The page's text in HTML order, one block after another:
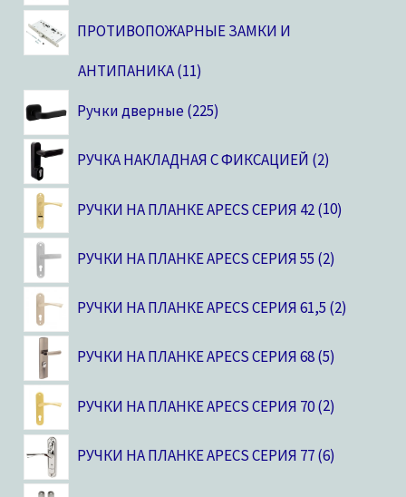
ПРОТИВОПОЖАРНЫЕ ЗАМКИ И
АНТИПАНИКА 11
Ручки дверные 225
РУЧКА НАКЛАДНАЯ С ФИКСАЦИЕЙ 2
РУЧКИ НА ПЛАНКЕ APECS СЕРИЯ 42 10
РУЧКИ НА ПЛАНКЕ APECS СЕРИЯ 55 2
РУЧКИ НА ПЛАНКЕ APECS СЕРИЯ 61,5 2
РУЧКИ НА ПЛАНКЕ APECS СЕРИЯ 68 5
РУЧКИ НА ПЛАНКЕ APECS СЕРИЯ 70 2
РУЧКИ НА ПЛАНКЕ APECS СЕРИЯ 77 6